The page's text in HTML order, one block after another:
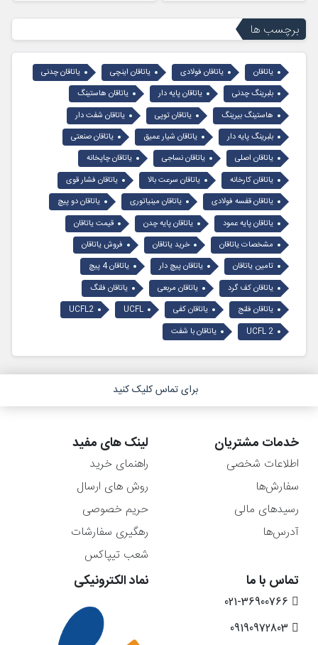
برچسب ها
یاتاقان یاتاقان فولادی یاتاقان اینچی
یاتاقان چدنی
بلبرینگ چدنی
یاتاقان پایه دار
یاتاقان هاستینگ
هاستینگ بیرینگ
یاتاقان توپی
یاتاقان شفت دار
بلبرینگ پایه دار
یاتاقان شیار عمیق
یاتاقان صنعتی
یاتاقان اصلی
یاتاقان نساجی
یاتاقان چاپخانه
یاتاقان کارخانه
یاتاقان سرعت بالا
یاتاقان فشار قوی
یاتاقان قفسه فولادی
یاتاقان مینیاتوری
یاتاقان دو پیچ
یاتاقان پایه عمود
یاتاقان پایه چدن
قیمت یاتاقان
مشخصات یاتاقان
خرید یاتاقان
فروش یاتاقان
تامین یاتاقان
یاتاقان پیچ دار
یاتاقان 4 پیچ
یاتاقان کف گرد
یاتاقان مربعی
یاتاقان فلنگ
یاتاقان فلنج
یاتاقان کفی UCFL
UCFL2
UCFL 2
یاتاقان با شفت
برای تماس کلیک کنید
خدمات مشتریان
اطلاعات شخصی
سفارش‌ها
رسیدهای مالی
آدرس‌ها
لینک های مفید
راهنمای خرید
روش های ارسال
حریم خصوصی
رهگیری سفارشات
شعب تیپاکس
تماس با ما نماد الکترونیکی